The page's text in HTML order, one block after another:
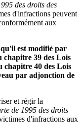
des droits des
d'infractions peuvent
aux
est modifié par
39 des Lois
chapitre 40 des Lois
par adjonction de
et régir la
de 1995 des droits
d'infractions aux